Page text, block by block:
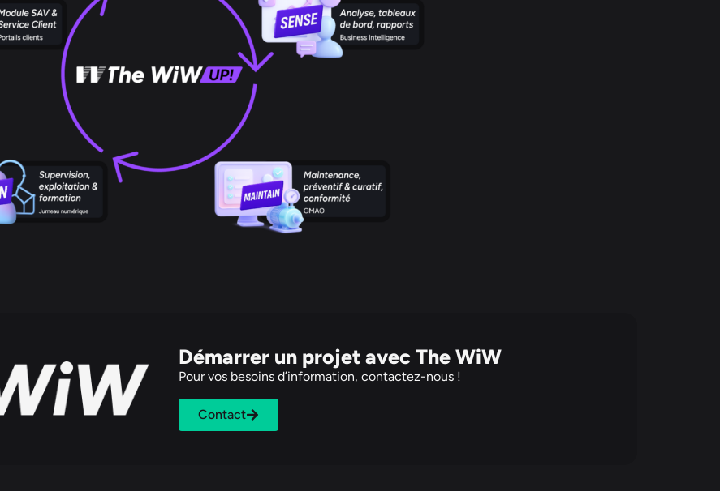
Démarrer un projet avec The WiW
Pour vos besoins d’information, contactez-nous !
Contact